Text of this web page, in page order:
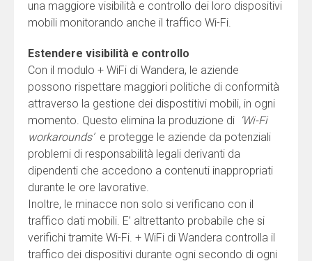
una maggiore visibilità e controllo dei loro dispositivi
mobili monitorando anche il traffico Wi-Fi.
Estendere visibilità e controllo
Con il modulo + WiFi di Wandera, le aziende
possono rispettare maggiori politiche di conformità
attraverso la gestione dei dispostitivi mobili, in ogni
momento. Questo elimina la produzione di ‘Wi-Fi
workarounds’e protegge le aziende da potenziali
problemi di responsabilità legali derivanti da
dipendenti che accedono a contenuti inappropriati
durante le ore lavorative.
Inoltre, le minacce non solo si verificano con il
traffico dati mobili. E’ altrettanto probabile che si
verifichi tramite Wi-Fi. + WiFi di Wandera controlla il
traffico dei dispositivi durante ogni secondo di ogni